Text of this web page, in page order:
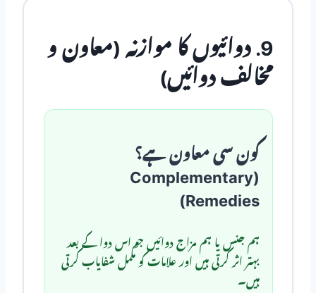
9. دوائیوں کا موازنہ (معاون و
مخالف دوائیں)
کون سی معاون ہے؟
(Complementary
Remedies)
ہم جنس یا ہم مزاج دوائیں جو اس دوا کے بعد
بہتر اثر کرتی ہیں اور علامات کو مکمل شفایاب کرتی
ہیں۔